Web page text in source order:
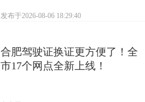
发布于2026-08-06 18:29:40
合肥驾驶证换证更方便了！全
市17个网点全新上线！